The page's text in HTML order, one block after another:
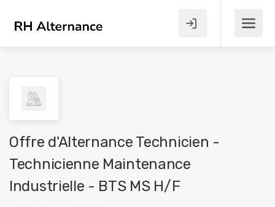
Offre d'Alternance Technicien -
Technicienne Maintenance
Industrielle - BTS MS H/F